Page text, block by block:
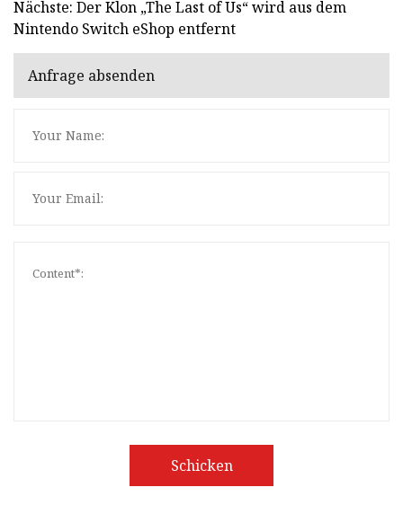
Nächste: Der Klon „The Last of Us“ wird aus dem
Nintendo Switch eShop entfernt
Anfrage absenden
Schicken